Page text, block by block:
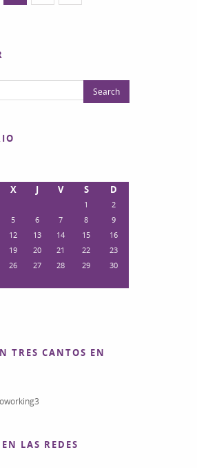
X J V S D
1
2
5 6 7 8
9
12 13 14 15
16
19 20 21 22
23
26 27 28 29
30
TRES CANTOS EN
LAS REDES